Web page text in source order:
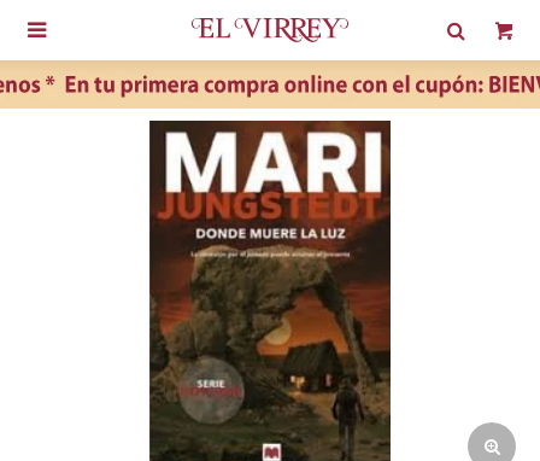
